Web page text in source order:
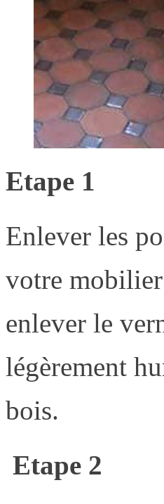
Etape 1
Enlever les
votre
enlever le
légèrement
bois.
Etape 2